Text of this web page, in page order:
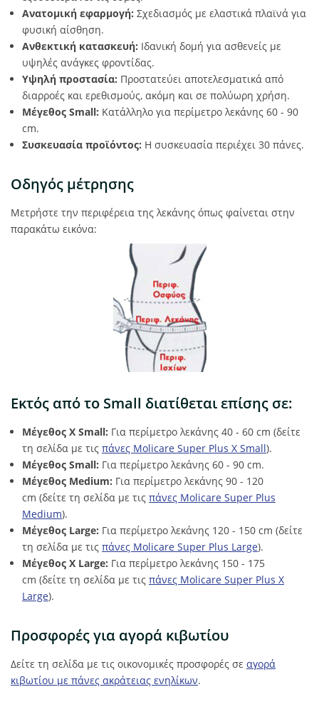
Ανατομική εφαρμογή: Σχεδιασμός με ελαστικά πλαϊνά για
φυσική αίσθηση.
Ανθεκτική κατασκευή: Ιδανική δομή για ασθενείς με
υψηλές ανάγκες φροντίδας.
Υψηλή προστασία: Προστατεύει αποτελεσματικά από
διαρροές και ερεθισμούς, ακόμη και σε πολύωρη χρήση.
Μέγεθος Small: Κατάλληλο για περίμετρο λεκάνης 60 - 90
cm.
Συσκευασία προϊόντος: Η συσκευασία περιέχει 30 πάνες.
Οδηγός μέτρησης
Μετρήστε την περιφέρεια της λεκάνης όπως φαίνεται στην
παρακάτω εικόνα:
Εκτός από το Small διατίθεται επίσης σε:
Μέγεθος X Small: Για περίμετρο λεκάνης 40 - 60 cm (δείτε
τη σελίδα με τις πάνες Molicare Super Plus X Small).
Μέγεθος Small: Για περίμετρο λεκάνης 60 - 90 cm.
Μέγεθος Medium: Για περίμετρο λεκάνης 90 - 120
cm (δείτε τη σελίδα με τις πάνες Molicare Super Plus
Medium).
Μέγεθος Large: Για περίμετρο λεκάνης 120 - 150 cm (δείτε
τη σελίδα με τις πάνες Molicare Super Plus Large).
Μέγεθος X Large: Για περίμετρο λεκάνης 150 - 175
cm (δείτε τη σελίδα με τις πάνες Molicare Super Plus X
Large).
Προσφορές για αγορά κιβωτίου
Δείτε τη σελίδα με τις οικονομικές προσφορές σε αγορά
κιβωτίου με πάνες ακράτειας ενηλίκων.